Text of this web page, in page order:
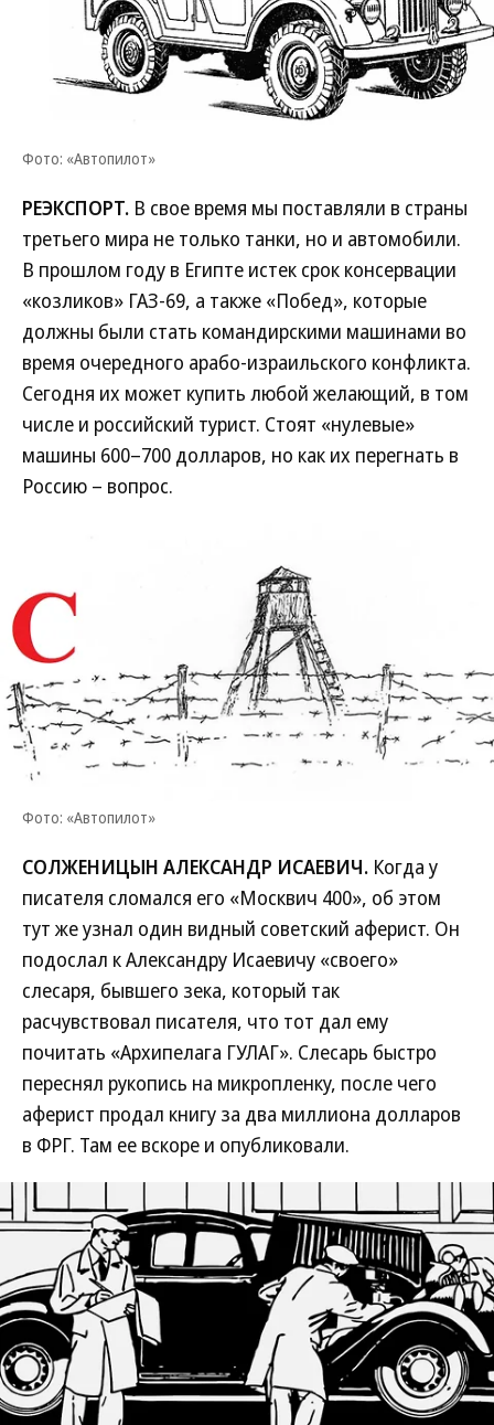
Фото: «Автопилот»
РЕЭКСПОРТ. В свое время мы поставляли в страны
третьего мира не только танки, но и автомобили.
В прошлом году в Египте истек срок консервации
«козликов» ГАЗ-69, а также «Побед», которые
должны были стать командирскими машинами во
время очередного арабо-израильского конфликта.
Сегодня их может купить любой желающий, в том
числе и российский турист. Стоят «нулевые»
машины 600–700 долларов, но как их перегнать в
Россию – вопрос.
Фото: «Автопилот»
СОЛЖЕНИЦЫН АЛЕКСАНДР ИСАЕВИЧ. Когда у
писателя сломался его «Москвич 400», об этом
тут же узнал один видный советский аферист. Он
подослал к Александру Исаевичу «своего»
слесаря, бывшего зека, который так
расчувствовал писателя, что тот дал ему
почитать «Архипелага ГУЛАГ». Слесарь быстро
переснял рукопись на микропленку, после чего
аферист продал книгу за два миллиона долларов
в ФРГ. Там ее вскоре и опубликовали.